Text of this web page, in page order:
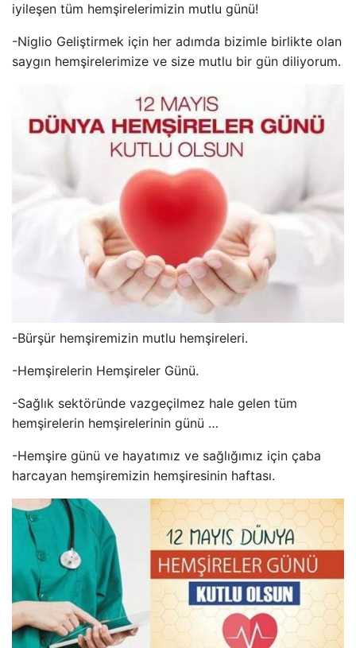
iyileşen tüm hemşirelerimizin mutlu günü!
-Niglio Geliştirmek için her adımda bizimle birlikte olan
saygın hemşirelerimize ve size mutlu bir gün diliyorum.
-Bürşür hemşiremizin mutlu hemşireleri.
-Hemşirelerin Hemşireler Günü.
-Sağlık sektöründe vazgeçilmez hale gelen tüm
hemşirelerin hemşirelerinin günü …
-Hemşire günü ve hayatımız ve sağlığımız için çaba
harcayan hemşiremizin hemşiresinin haftası.